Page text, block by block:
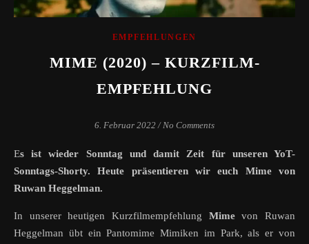
EMPFEHLUNGEN
MIME (2020) – KURZFILM-
EMPFEHLUNG
6. Februar 2022 / No Comments
Es ist wieder Sonntag und damit Zeit für unseren YoT-
Sonntags-Shorty. Heute präsentieren wir euch Mime von
Ruwan Heggelman.
In unserer heutigen Kurzfilmempfehlung Mimevon Ruwan
Heggelman übt ein Pantomime Mimiken im Park, als er von